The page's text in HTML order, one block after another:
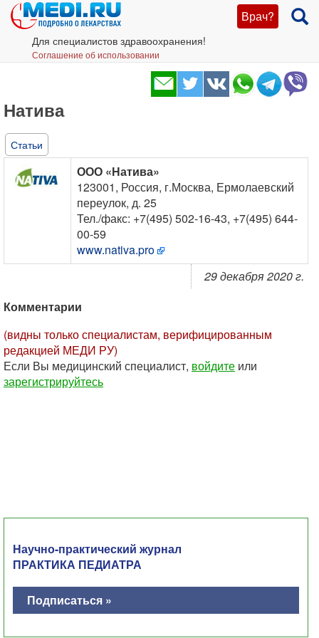
Врач?
Для специалистов здравоохранения!
Соглашение об использовании
Натива
Статьи
ООО «Натива»
123001, Россия, г.Москва, Ермолаевский
переулок, д. 25
Тел./факс: +7(495) 502-16-43, +7(495) 644-
00-59
www.nativa.pro
29 декабря 2020 г.
Комментарии
(видны только специалистам, верифицированным
редакцией МЕДИ РУ)
Если Вы медицинский специалист, войдите или
зарегистрируйтесь
Научно-практический журнал
ПРАКТИКА ПЕДИАТРА
Подписаться »